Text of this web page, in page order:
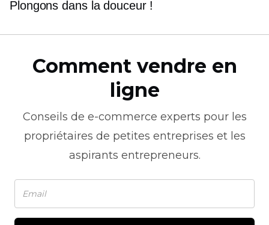
Plongons dans la douceur !
Comment vendre en
ligne
Conseils de e-commerce experts pour les
propriétaires de petites entreprises et les
aspirants entrepreneurs.